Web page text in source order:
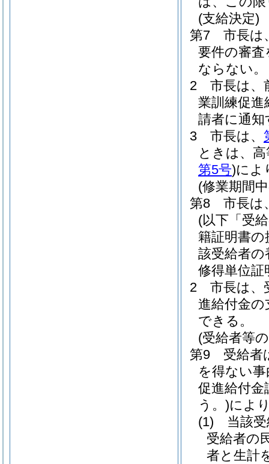
(支給決定)
第7 市長は
要件の審
ならない。
2 市長は、
業訓練促進
請者に通
3 市長は、
ときは、
第5号)によ
(修業期間
第8 市長は
(以下「受
籍証明書
該受給者
修得単位
2 市長は、
進給付金
できる。
(受給者等
第9 受給者
を得ない
促進給付金
う。)によ
(1) 当該受
受給者の
者と生計